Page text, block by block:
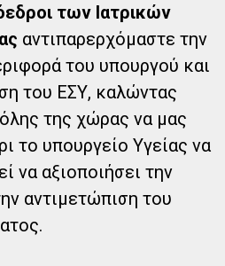
των Ιατρικών
αντιπαρερχόμαστε την
του υπουργού και
του ΕΣΥ, καλώντας
της χώρας να μας
το υπουργείο Υγείας να
να αξιοποιήσει την
αντιμετώπιση του